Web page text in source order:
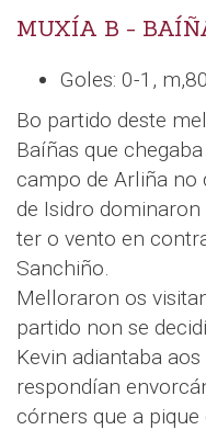
MUXÍA B -
Goles: 0-1,
Bo partido deste
Baíñas que
campo de Arliña no
de Isidro
ter o vento en
Sanchiño.
Melloraron os
partido non se
Kevin adiantaba
respondían
córners que a